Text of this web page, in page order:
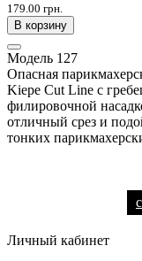
179.00 грн.
В корзину
Модель 127
Опасная
Kiepe Cut Line с
филировочной
отличный срез и
тонких
Личный кабинет